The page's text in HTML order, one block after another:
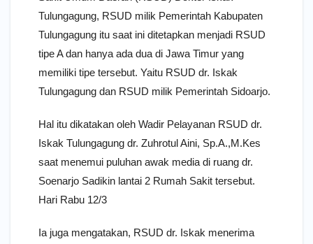
Tulungagung, RSUD milik Pemerintah Kabupaten
Tulungagung itu saat ini ditetapkan menjadi RSUD
tipe A dan hanya ada dua di Jawa Timur yang
memiliki tipe tersebut. Yaitu RSUD dr. Iskak
Tulungagung dan RSUD milik Pemerintah Sidoarjo.
Hal itu dikatakan oleh Wadir Pelayanan RSUD dr.
Iskak Tulungagung dr. Zuhrotul Aini, Sp.A.,M.Kes
saat menemui puluhan awak media di ruang dr.
Soenarjo Sadikin lantai 2 Rumah Sakit tersebut.
Hari Rabu 12/3
Ia juga mengatakan, RSUD dr. Iskak menerima